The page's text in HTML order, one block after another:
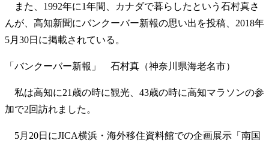
また、1992年に1年間、カナダで暮らしたという石村真さ
んが、高知新聞にバンクーバー新報の思い出を投稿、2018年
5月30日に掲載されている。
「バンクーバー新報」 石村真（神奈川県海老名市）
私は高知に21歳の時に観光、43歳の時に高知マラソンの参
加で2回訪れました。
5月20日にJICA横浜・海外移住資料館での企画展示「南国